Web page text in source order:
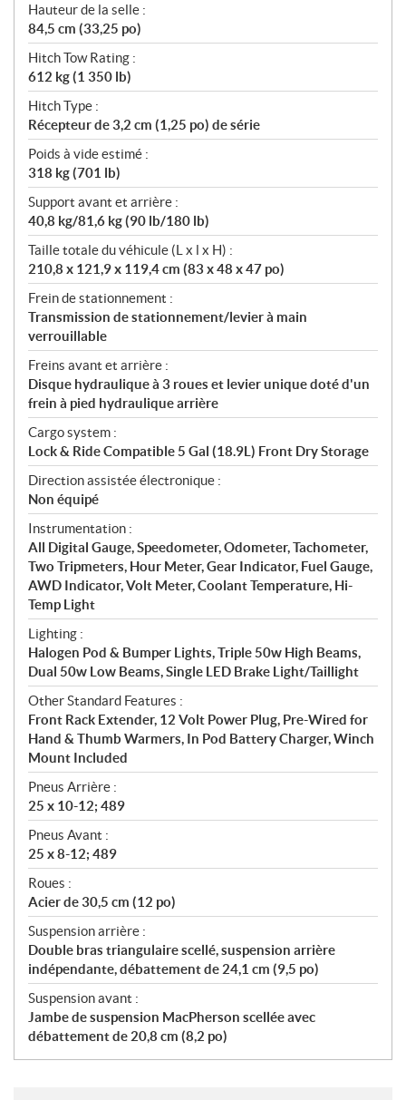
Hauteur de la selle :
84,5 cm (33,25 po)
Hitch Tow Rating :
612 kg (1 350 lb)
Hitch Type :
Récepteur de 3,2 cm (1,25 po) de série
Poids à vide estimé :
318 kg (701 lb)
Support avant et arrière :
40,8 kg/81,6 kg (90 lb/180 lb)
Taille totale du véhicule (L x l x H) :
210,8 x 121,9 x 119,4 cm (83 x 48 x 47 po)
Frein de stationnement :
Transmission de stationnement/levier à main
verrouillable
Freins avant et arrière :
Disque hydraulique à 3 roues et levier unique doté d'un
frein à pied hydraulique arrière
Cargo system :
Lock & Ride Compatible 5 Gal (18.9L) Front Dry Storage
Direction assistée électronique :
Non équipé
Instrumentation :
All Digital Gauge, Speedometer, Odometer, Tachometer,
Two Tripmeters, Hour Meter, Gear Indicator, Fuel Gauge,
AWD Indicator, Volt Meter, Coolant Temperature, Hi-
Temp Light
Lighting :
Halogen Pod & Bumper Lights, Triple 50w High Beams,
Dual 50w Low Beams, Single LED Brake Light/Taillight
Other Standard Features :
Front Rack Extender, 12 Volt Power Plug, Pre-Wired for
Hand & Thumb Warmers, In Pod Battery Charger, Winch
Mount Included
Pneus Arrière :
25 x 10-12; 489
Pneus Avant :
25 x 8-12; 489
Roues :
Acier de 30,5 cm (12 po)
Suspension arrière :
Double bras triangulaire scellé, suspension arrière
indépendante, débattement de 24,1 cm (9,5 po)
Suspension avant :
Jambe de suspension MacPherson scellée avec
débattement de 20,8 cm (8,2 po)